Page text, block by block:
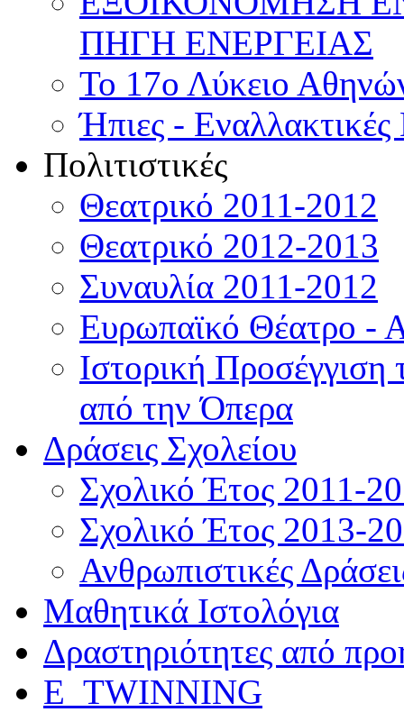
ΠΗΓΗ ΕΝΕΡΓΕΙΑΣ
Το 17ο Λύκειο
Ήπιες -
Πολιτιστικές
Θεατρικό 2011-2012
Θεατρικό 2012-2013
Συναυλία 2011-2012
Ευρωπαϊκό Θέατρο -
Ιστορική
από την Όπερα
Δράσεις Σχολείου
Σχολικό Έτος 2011-
Σχολικό Έτος 2013-
Ανθρωπιστικές
Μαθητικά Ιστολόγια
Δραστηριότητες από
E_TWINNING